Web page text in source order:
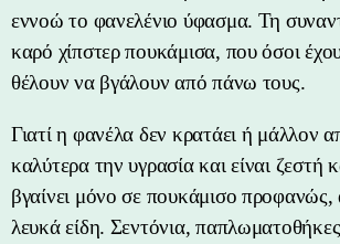
εννοώ το φανελένιο ύφασμα. Τη
καρό χίπστερ πουκάμισα, που όσοι
θέλουν να βγάλουν από πάνω τους.
Γιατί η φανέλα δεν κρατάει ή μάλλον
καλύτερα την υγρασία και είναι ζεστή
βγαίνει μόνο σε πουκάμισο προφανώς,
λευκά είδη. Σεντόνια,